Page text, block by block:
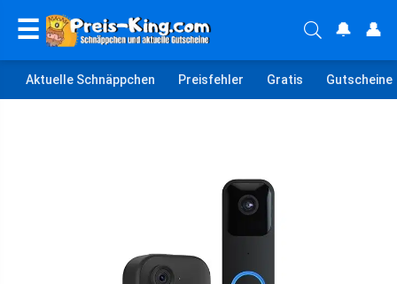
☰ 🔔 👤
Aktuelle Schnäppchen Preisfehler Gratis Gutscheine